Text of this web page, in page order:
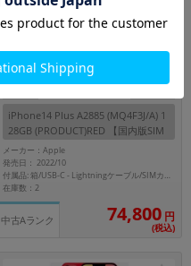
iPhone14 Plus A2885 (MQ4F3J/A) 1
28GB (PRODUCT)RED 【国内版SIM
フリー】
メーカー：Apple
発売日： 2022/10
付属品: 箱/USB-C - Lightningケーブル/SIMカードツール/マニュアル
在庫数：2
中古Aランク 74,800 円
(税込)